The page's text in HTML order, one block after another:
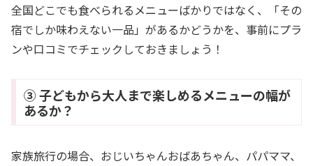
全国どこでも食べられるメニューばかりではなく、「その
宿でしか味わえない一品」があるかどうかを、事前にプラ
ンや口コミでチェックしておきましょう！
③ 子どもから大人まで楽しめるメニューの幅が
あるか？
家族旅行の場合、おじいちゃんおばあちゃん、パパママ、